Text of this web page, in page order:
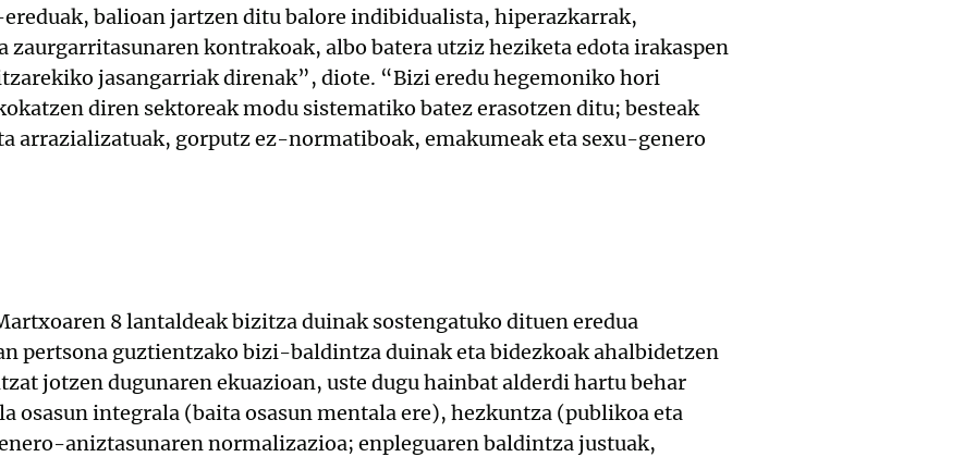
balioan jartzen ditu balore indibidualista, hiperazkarrak,
zaurgarritasunaren kontrakoak, albo batera utziz heziketa edota irakaspen
jasangarriak direnak”, diote. “Bizi eredu hegemoniko hori
diren sektoreak modu sistematiko batez erasotzen ditu; besteak
arrazializatuak, gorputz ez-normatiboak, emakumeak eta sexu-genero
8 lantaldeak bizitza duinak sostengatuko dituen eredua
pertsona guztientzako bizi-baldintza duinak eta bidezkoak ahalbidetzen
jotzen dugunaren ekuazioan, uste dugu hainbat alderdi hartu behar
osasun integrala (baita osasun mentala ere), hezkuntza (publikoa eta
aniztasunaren normalizazioa; enpleguaren baldintza justuak,